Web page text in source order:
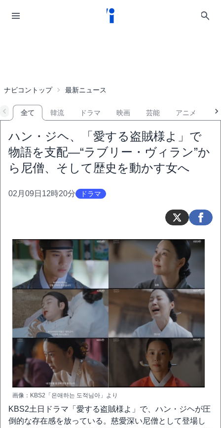
ナビコントップ 最新ニュース
全て 韓流 ドラマ 映画 芸能 アニメ
ハン・ジヘ、「愛する盗賊様よ」で
物語を支配―“ラブリー・ヴィラン”か
ら尼僧、そして歴史を動かす女へ
02月09日12時20分 ドラマ
画像：KBS2「은애하는 도적님아」より
KBS2土日ドラマ「愛する盗賊様よ」で、ハン・ジヘが圧
倒的な存在感を放っている。慈愛深い尼僧として登場し